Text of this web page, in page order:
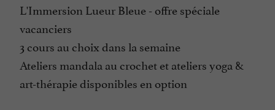
L'Immersion Lueur Bleue - offre spéciale
vacanciers
3 cours au choix dans la semaine
Ateliers mandala au crochet et ateliers yoga &
art-thérapie disponibles en option